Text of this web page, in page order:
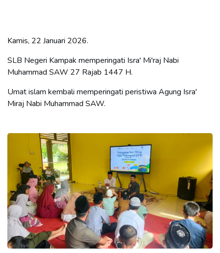
Kamis, 22 Januari 2026.
SLB Negeri Kampak memperingati Isra' Mi'raj Nabi
Muhammad SAW 27 Rajab 1447 H.
Umat islam kembali memperingati peristiwa Agung Isra'
Miraj Nabi Muhammad SAW.